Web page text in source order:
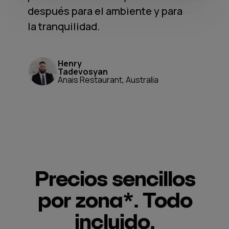
después para el ambiente y para
la tranquilidad.
Henry
Tadevosyan
Anais Restaurant, Australia
Precios sencillos
por zona*. Todo
incluido.